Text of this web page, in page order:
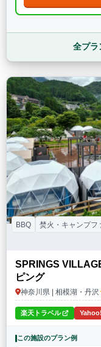
全プラ
SPRINGS
ピング
神奈川県 | 相模湖・丹沢
BBQ 焚火・キャンプフ
楽天トラベル
この施設のプラン例